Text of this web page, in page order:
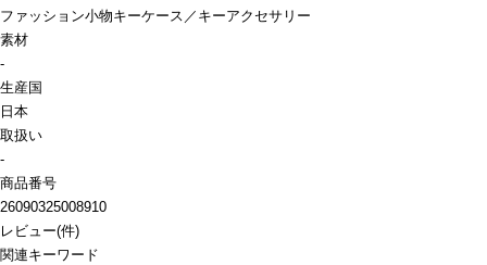
ファッション小物キーケース／キーアクセサリー
素材
-
生産国
日本
取扱い
-
商品番号
26090325008910
レビュー(件)
関連キーワード